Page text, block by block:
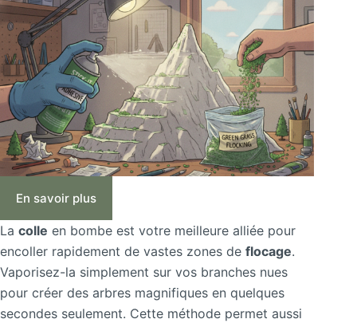
En savoir plus
La colle en bombe est votre meilleure alliée pour
encoller rapidement de vastes zones de flocage.
Vaporisez-la simplement sur vos branches nues
pour créer des arbres magnifiques en quelques
secondes seulement. Cette méthode permet aussi